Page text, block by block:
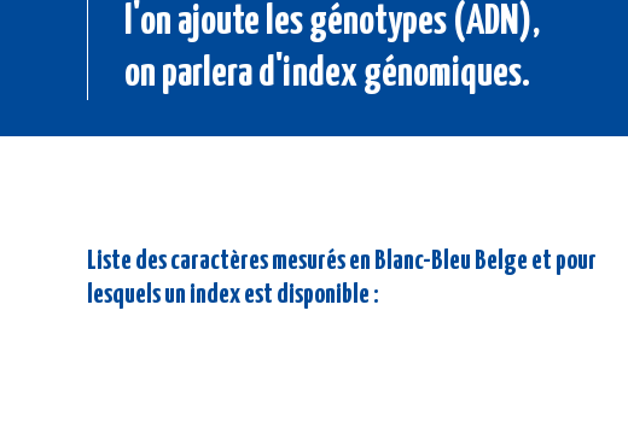
l'on ajoute les génotypes (ADN),
on parlera d'index génomiques.
Liste des caractères mesurés en Blanc-Bleu Belge et pour
lesquels un index est disponible :